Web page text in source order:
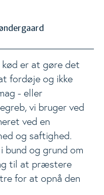
er at gøre det
fordøje og ikke
- eller
vi bruger ved
ved en
og saftighed.
bund og grund om
til at præstere
for at opnå den